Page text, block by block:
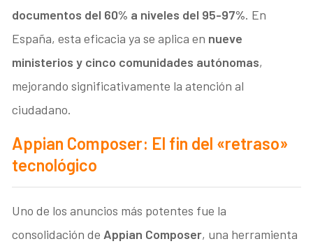
documentos del 60% a niveles del 95-97%. En
España, esta eficacia ya se aplica en nueve
ministerios y cinco comunidades autónomas,
mejorando significativamente la atención al
ciudadano.
Appian Composer: El fin del «retraso»
tecnológico
Uno de los anuncios más potentes fue la
consolidación de Appian Composer, una herramienta